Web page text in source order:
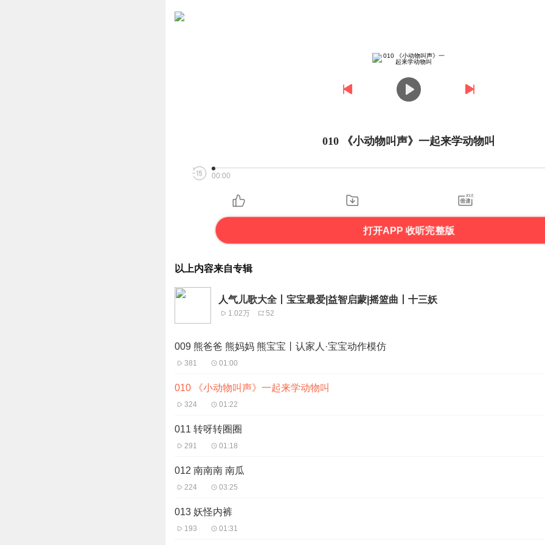
010 《小动物叫声》一起来学动物叫
00:00
打开APP 收听完整版
以上内容来自专辑
人气儿歌大全丨宝宝最爱|益智启蒙|摇篮曲丨十三妖
1.02万 52
009 熊爸爸 熊妈妈 熊宝宝丨认家人·宝宝动作模仿
381 01:00
010 《小动物叫声》一起来学动物叫
324 01:22
011 转呀转圈圈
291 01:18
012 南南南 南瓜
224 03:25
013 妖怪内裤
193 01:31